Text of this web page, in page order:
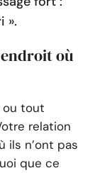
».
où
ou tout
relation
ils n’ont pas
que ce